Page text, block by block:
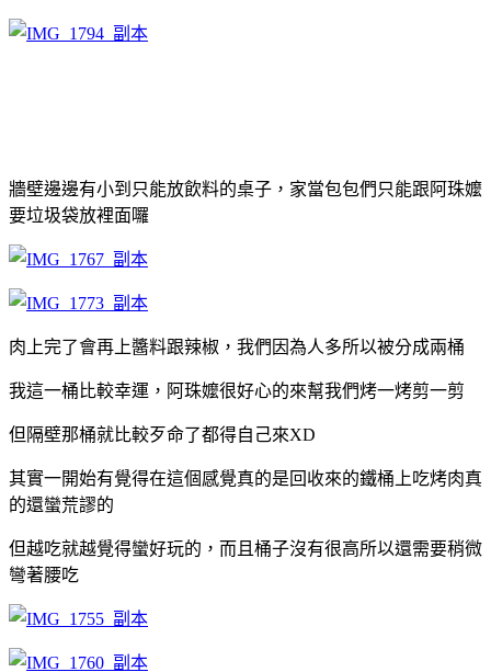
牆壁邊邊有小到只能放飲料的桌子，家當包包們只能跟阿珠嬤
要垃圾袋放裡面囉
肉上完了會再上醬料跟辣椒，我們因為人多所以被分成兩桶
我這一桶比較幸運，阿珠嬤很好心的來幫我們烤一烤剪一剪
但隔壁那桶就比較歹命了都得自己來XD
其實一開始有覺得在這個感覺真的是回收來的鐵桶上吃烤肉真
的還蠻荒謬的
但越吃就越覺得蠻好玩的，而且桶子沒有很高所以還需要稍微
彎著腰吃